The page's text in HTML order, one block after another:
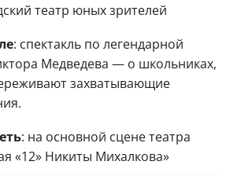
театр юных зрителей
: спектакль по легендарной
Медведева — о школьниках,
захватывающие
: на основной сцене театра
«12» Никиты Михалкова»